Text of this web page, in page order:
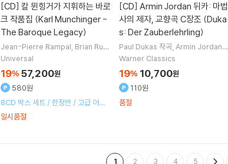
[CD] 칼 뮌힝거가 지휘하는 바로
크 작품집 (Karl Munchinger -
The Baroque Legacy)
Jean-Pierre Rampal Brian Run
nett Reinhold Barchet
Universal
19% 57,200원
580원
8CD 박스 세트 / 한정반 / 고급 아웃
박스 패키지
일시품절
[CD] Armin Jordan 뒤카: 마법
사의 제자, 교향곡 C장조 (Duka
s: Der Zauberlehrling)
Paul Dukas 작곡 Armin Jordan
지휘 Orchestre de la Suisse Ro
armonique오케스트라
Warner Classics
19% 10,700원
110원
품절
1 2 3 4 5